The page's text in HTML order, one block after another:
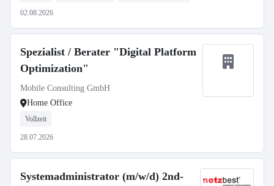
02.08.2026
Spezialist / Berater "Digital Platform
Optimization"
Mobile Consulting GmbH
Home Office
Vollzeit
28.07.2026
Systemadministrator (m/w/d) 2nd-